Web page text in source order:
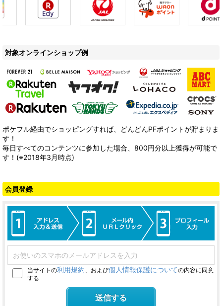
対象オンラインショップ例
ポケフル経由でショッピングすれば、どんどんPFポイントが貯まりま
す！
毎日すべてのコンテンツに参加した場合、800円分以上獲得が可能で
す！(※2018年3月時点)
会員登録
当サイトの利用規約、および個人情報保護についての内容に同意
する